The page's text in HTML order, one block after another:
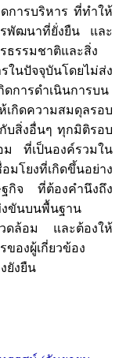
การบริหาร ที่ทำให้
พัฒนาที่ยั่งยืน และ
ธรรมชาติและสิ่ง
นปัจจุบันโดยไม่ส่ง
ดการดำเนินการบน
เกิดความสมดุลรอบ
บสิ่งอื่นๆ ทุกมิติรอบ
ม ที่เป็นองค์รวมใน
โยงที่เกิดขึ้นอย่าง
ฐกิจ ที่ต้องคำนึงถึง
ขันบนพื้นฐาน
ดล้อม และต้องให้
องผู้เกี่ยวข้อง
ยังยืน